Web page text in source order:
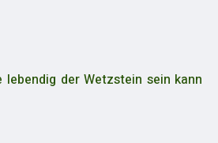
lebendig der Wetzstein sein kann